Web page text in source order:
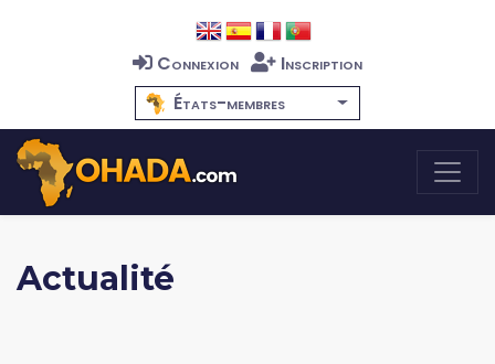
Connexion
Inscription
États-membres
Actualité